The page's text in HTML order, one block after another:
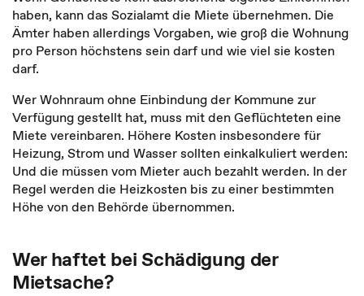
haben, kann das Sozialamt die Miete übernehmen. Die
Ämter haben allerdings Vorgaben, wie groß die Wohnung
pro Person höchstens sein darf und wie viel sie kosten
darf.
Wer Wohnraum ohne Einbindung der Kommune zur
Verfügung gestellt hat, muss mit den Geflüchteten eine
Miete vereinbaren. Höhere Kosten insbesondere für
Heizung, Strom und Wasser sollten einkalkuliert werden:
Und die müssen vom Mieter auch bezahlt werden. In der
Regel werden die Heizkosten bis zu einer bestimmten
Höhe von den Behörde übernommen.
Wer haftet bei Schädigung der
Mietsache?